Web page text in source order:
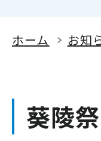
ホーム お知
葵陵